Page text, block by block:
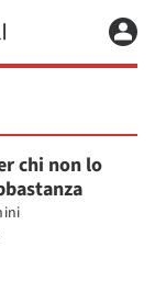
chi non lo